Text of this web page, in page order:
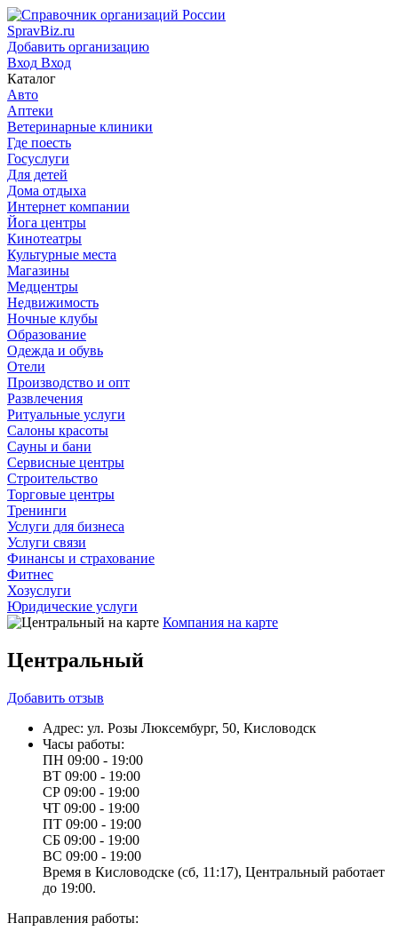
SpravBiz.ru
Добавить организацию
Вход Вход
Каталог
Авто
Аптеки
Ветеринарные клиники
Где поесть
Госуслуги
Для детей
Дома отдыха
Интернет компании
Йога центры
Кинотеатры
Культурные места
Магазины
Медцентры
Недвижимость
Ночные клубы
Образование
Одежда и обувь
Отели
Производство и опт
Развлечения
Ритуальные услуги
Салоны красоты
Сауны и бани
Сервисные центры
Строительство
Торговые центры
Тренинги
Услуги для бизнеса
Услуги связи
Финансы и страхование
Фитнес
Хозуслуги
Юридические услуги
Компания на карте
Центральный
Добавить отзыв
Адрес: ул. Розы Люксембург, 50, Кисловодск
Часы работы:
ПН 09:00 - 19:00
ВТ 09:00 - 19:00
СР 09:00 - 19:00
ЧТ 09:00 - 19:00
ПТ 09:00 - 19:00
СБ 09:00 - 19:00
ВС 09:00 - 19:00
Время в Кисловодске (сб, 11:17), Центральный работает
до 19:00.
Направления работы: